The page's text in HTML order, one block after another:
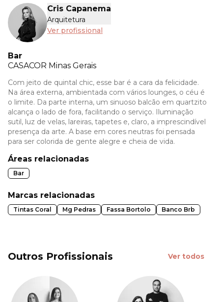
Cris Capanema
Arquitetura
Ver profissional
Bar
CASACOR Minas Gerais
Com jeito de quintal chic, esse bar é a cara da felicidade.
Na área externa, ambientada com vários lounges, o céu é
o limite. Da parte interna, um sinuoso balcão em quartzito
alcança o lado de fora, facilitando o serviço. Iluminação
sutil, luz de velas, lareiras, tapetes e, claro, a imprescindível
presença da arte. A base em cores neutras foi pensada
para ser colorida de gente alegre e cheia de vida.
Áreas relacionadas
Bar
Marcas relacionadas
Tintas Coral Mg Pedras Fassa Bortolo Banco Brb
Outros Profissionais Ver todos